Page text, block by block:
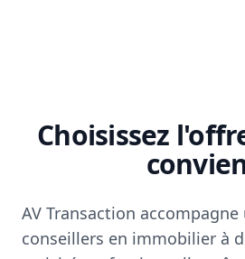
Choisissez
AV Transaction
conseillers en immobilier à